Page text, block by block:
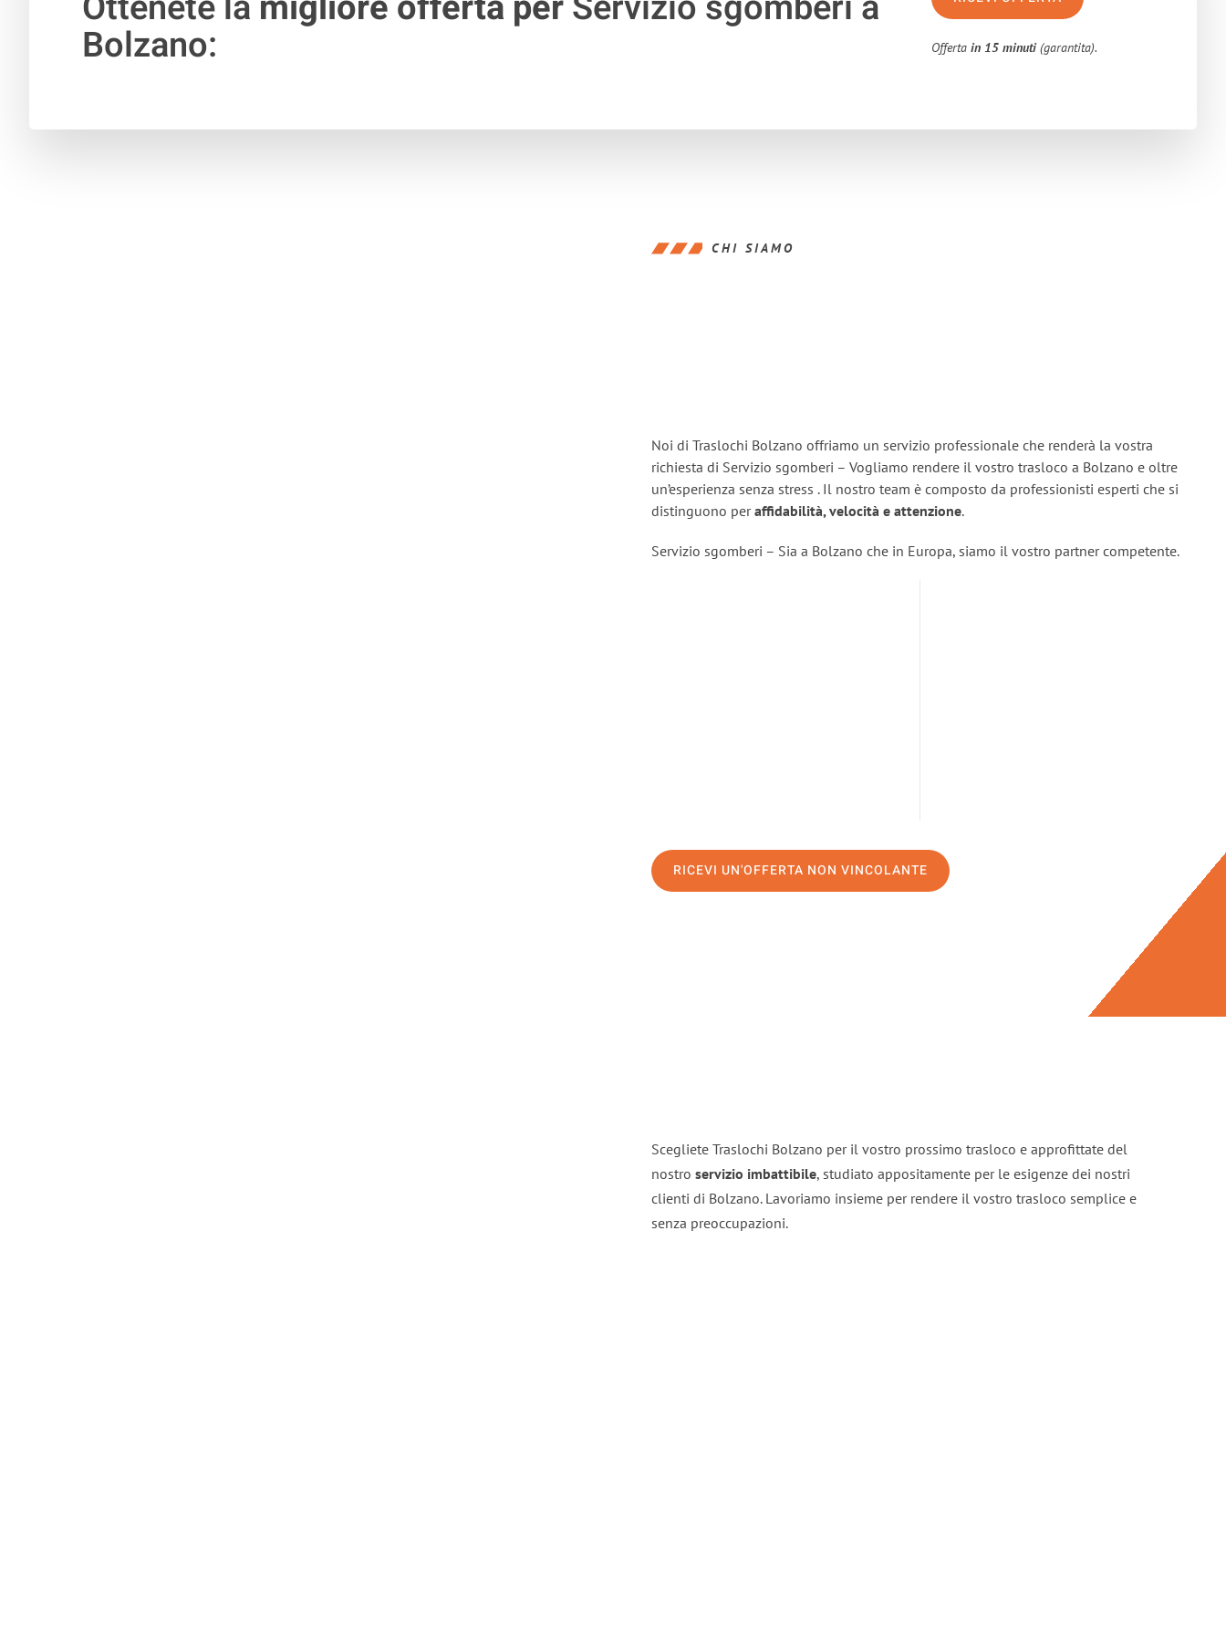
Bolzano: Offertain 15 minuti (garantita).
CHI SIAMO
Noi di Traslochi Bolzano offriamo un servizio professionale che renderà la vostra
richiesta di Servizio sgomberi – Vogliamo rendere il vostro trasloco a Bolzano e oltre
un’esperienza senza stress . Il nostro team è composto da professionisti esperti che si
distinguono peraffidabilità, velocità e attenzione.
Servizio sgomberi – Sia a Bolzano che in Europa, siamo il vostro partner competente.
RICEVI UN'OFFERTA NON VINCOLANTE
Scegliete Traslochi Bolzano per il vostro prossimo trasloco e approfittate del
nostro servizio imbattibile, studiato appositamente per le esigenze dei nostri
clienti di Bolzano. Lavoriamo insieme per rendere il vostro trasloco semplice e
senza preoccupazioni.